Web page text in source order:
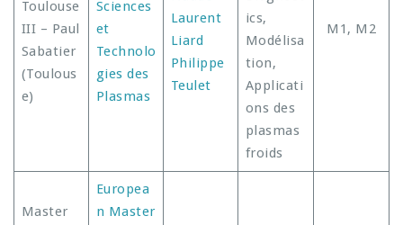
Toulouse
III – Paul
Sabatier
(Toulous
e)
Sciences
et
Technolo
gies des
Plasmas
Laurent
Liard
Philippe
Teulet
ics,
Modélisa
tion,
Applicati
ons des
plasmas
froids
M1, M2
Master
Europea
n Master